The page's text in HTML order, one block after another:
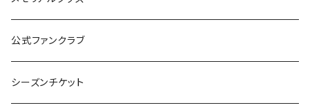
公式ファンクラブ
シーズンチケット